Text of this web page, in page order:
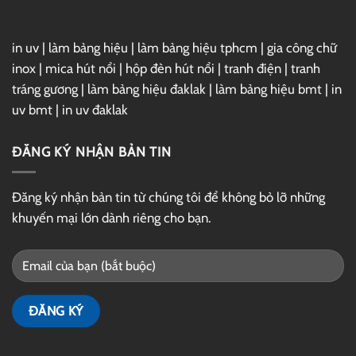
in uv | làm bảng hiệu | làm bảng hiệu tphcm | gia công chữ
inox | mica hút nổi | hộp đèn hút nổi | tranh điện | tranh
tráng gương | làm bảng hiệu đaklak | làm bảng hiệu bmt | in
uv bmt | in uv đaklak
ĐĂNG KÝ NHẬN BẢN TIN
Đăng ký nhận bản tin từ chúng tôi để không bỏ lỡ những
khuyến mại lớn dành riêng cho bạn.